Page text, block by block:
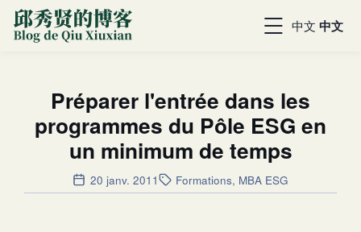
中文 中文
Préparer l'entrée dans les
programmes du Pôle ESG en
un minimum de temps
20 janv. 2011 Formations, MBA ESG